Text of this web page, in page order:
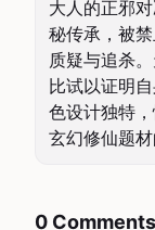
大人的正邪
秘传承，被
质疑与追杀
比试以证明
色设计独特
玄幻修仙题材
0 Comments